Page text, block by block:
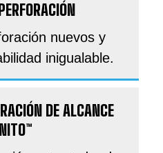
nuevos y
inigualable.
DE ALCANCE